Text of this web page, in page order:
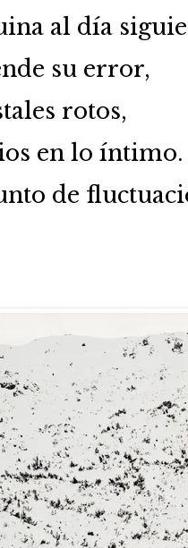
al día
su error,
rotos,
en lo
de